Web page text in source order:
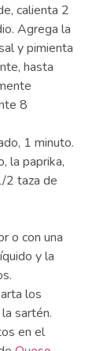
calienta 2
Agrega la
y pimienta
hasta
8
1 minuto.
la paprika,
2 taza de
o con una
y la
los
sartén.
en el